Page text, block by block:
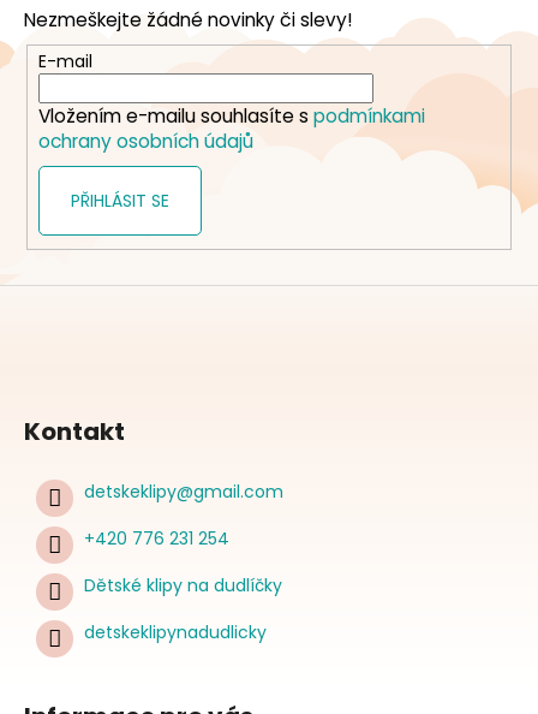
a
t
Nezmeškejte žádné novinky či slevy!
E-mail
Vložením e-mailu souhlasíte s podmínkami
ochrany osobních údajů
PŘIHLÁSIT SE
Kontakt
detskeklipy@gmail.com
+420 776 231 254
Dětské klipy na dudlíčky
detskeklipynadudlicky